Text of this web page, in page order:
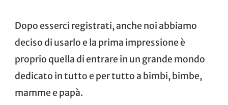
Dopo esserci registrati, anche noi abbiamo
deciso di usarlo e la prima impressione è
proprio quella di entrare in un grande mondo
dedicato in tutto e per tutto a bimbi, bimbe,
mamme e papà.